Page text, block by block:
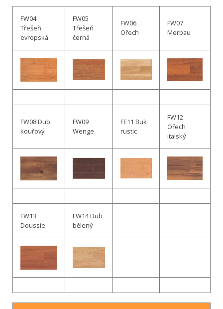
FW04
Třešeň
evropská
FW05
Třešeň
černá
FW06
Ořech
FW07
Merbau
FW08 Dub
kouřový
FW09
Wenge
FE11 Buk
rustic
FW12
Ořech
italský
FW13
Doussie
FW14 Dub
bělený